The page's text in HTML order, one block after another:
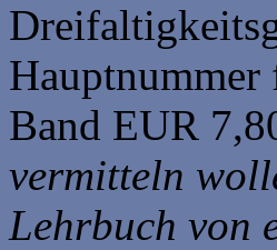
Hauptnummer
Band EUR
vermitteln
Lehrbuch von